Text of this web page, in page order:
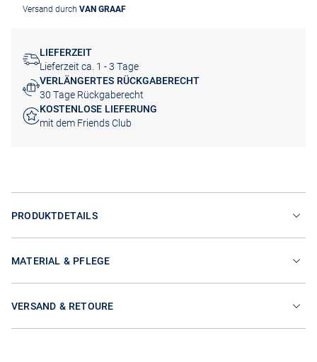
Versand durch VAN GRAAF
LIEFERZEIT
Lieferzeit ca. 1 - 3 Tage
VERLÄNGERTES RÜCKGABERECHT
30 Tage Rückgaberecht
KOSTENLOSE LIEFERUNG
mit dem Friends Club
PRODUKTDETAILS
MATERIAL & PFLEGE
VERSAND & RETOURE